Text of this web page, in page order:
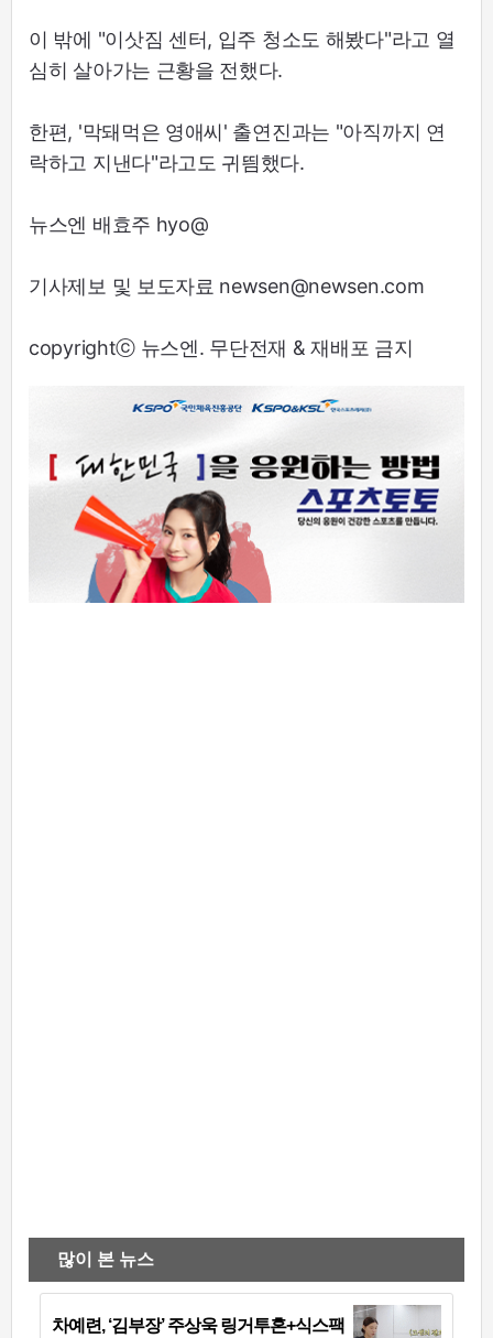
이 밖에 "이삿짐 센터, 입주 청소도 해봤다"라고 열
심히 살아가는 근황을 전했다.
한편, '막돼먹은 영애씨' 출연진과는 "아직까지 연
락하고 지낸다"라고도 귀띔했다.
뉴스엔 배효주 hyo@
기사제보 및 보도자료 newsen@newsen.com
copyrightⓒ 뉴스엔. 무단전재 & 재배포 금지
많이 본 뉴스
차예련, ‘김부장’ 주상욱 링거투혼+식스팩